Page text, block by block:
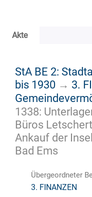
Akte
StA BE 2:
bis 1930 → 3.
1338:
Büros
Ankauf der
Bad Ems
Übergeordneter
3. FINANZEN